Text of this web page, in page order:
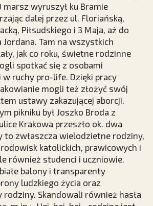
marsz wyruszył ku Bramie
dalej przez ul. Floriańską,
Piłsudskiego i 3 Maja, aż do
Jordana. Tam na wszystkich
jak co roku, świetne rodzinne
spotkać się z osobami
ruchy pro-life. Dzięki pracy
mogli też złożyć swój
ustawy zakazującej aborcji.
pikniku był Joszko Broda z
Krakowa przeszło ok. dwa
to zwłaszcza wielodzietne rodziny,
katolickich, prawicowych i
również studenci i uczniowie.
balony i transparenty
ludzkiego życia oraz
Skandowali również hasła